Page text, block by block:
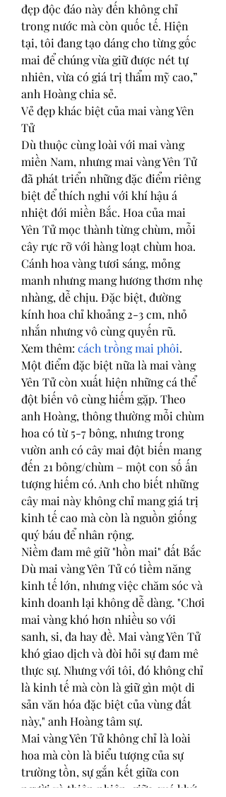
đẹp độc đáo này đến không chỉ
trong nước mà còn quốc tế. Hiện
tại, tôi đang tạo dáng cho từng gốc
mai để chúng vừa giữ được nét tự
nhiên, vừa có giá trị thẩm mỹ cao,”
anh Hoàng chia sẻ.
Vẻ đẹp khác biệt của mai vàng Yên
Tử
Dù thuộc cùng loài với mai vàng
miền Nam, nhưng mai vàng Yên Tử
đã phát triển những đặc điểm riêng
biệt để thích nghi với khí hậu á
nhiệt đới miền Bắc. Hoa của mai
Yên Tử mọc thành từng chùm, mỗi
cây rực rỡ với hàng loạt chùm hoa.
Cánh hoa vàng tươi sáng, mỏng
manh nhưng mang hương thơm nhẹ
nhàng, dễ chịu. Đặc biệt, đường
kính hoa chỉ khoảng 2-3 cm, nhỏ
nhắn nhưng vô cùng quyến rũ.
Xem thêm: cách trồng mai phôi.
Một điểm đặc biệt nữa là mai vàng
Yên Tử còn xuất hiện những cá thể
đột biến vô cùng hiếm gặp. Theo
anh Hoàng, thông thường mỗi chùm
hoa có từ 5-7 bông, nhưng trong
vườn anh có cây mai đột biến mang
đến 21 bông/chùm – một con số ấn
tượng hiếm có. Anh cho biết những
cây mai này không chỉ mang giá trị
kinh tế cao mà còn là nguồn giống
quý báu để nhân rộng.
Niềm đam mê giữ "hồn mai" đất Bắc
Dù mai vàng Yên Tử có tiềm năng
kinh tế lớn, nhưng việc chăm sóc và
kinh doanh lại không dễ dàng. "Chơi
mai vàng khó hơn nhiều so với
sanh, si, đa hay đề. Mai vàng Yên Tử
khó giao dịch và đòi hỏi sự đam mê
thực sự. Nhưng với tôi, đó không chỉ
là kinh tế mà còn là giữ gìn một di
sản văn hóa đặc biệt của vùng đất
này," anh Hoàng tâm sự.
Mai vàng Yên Tử không chỉ là loài
hoa mà còn là biểu tượng của sự
trường tồn, sự gắn kết giữa con
người và thiên nhiên, giữa quá khứ